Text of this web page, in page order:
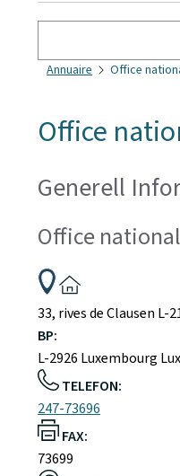
Annuaire Office
Office
Generell
Office
33, rives de Clausen L-
BP:
L-2926 Luxembourg
TELEFON:
247-73696
FAX:
73699